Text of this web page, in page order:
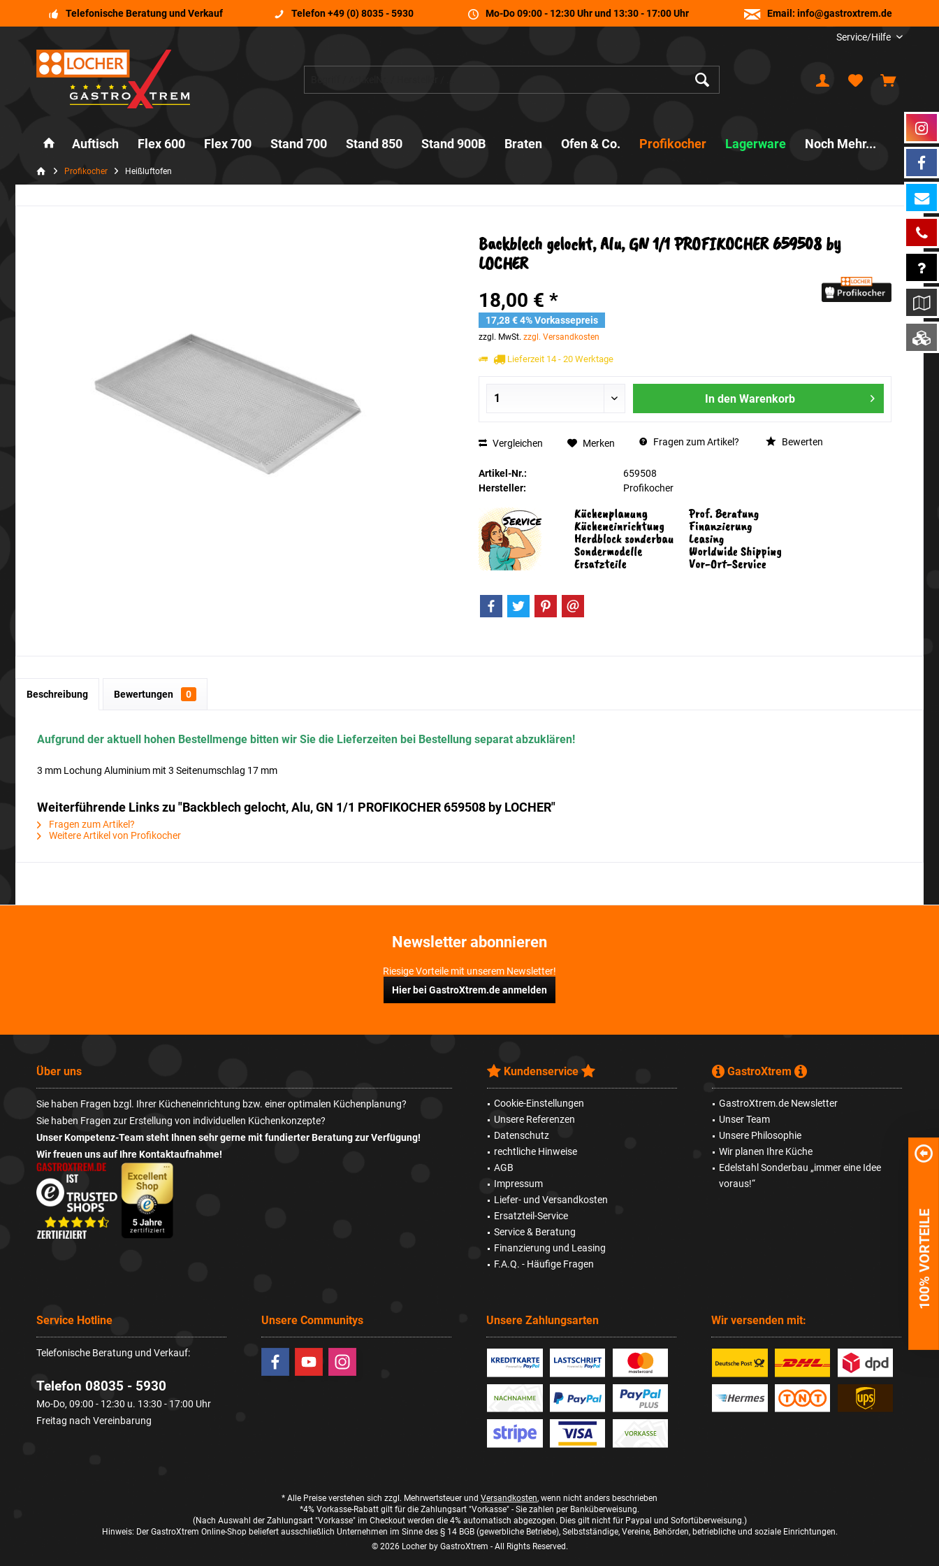
Telefonische Beratung und Verkauf Telefon+49 (0) 8035 - 5930 Mo-Do 09:00 - 12:30 Uhr und 13:30 - 17:00 Uhr Email: info@gastroxtrem.de
Service/Hilfe
Auftisch Flex 600 Flex 700 Stand 700 Stand 850 Stand 900B Braten Ofen & Co. Profikocher Lagerware Noch Mehr...
Profikocher Heißluftofen
Backblech gelocht, Alu, GN 1/1 PROFIKOCHER 659508 by
LOCHER
18,00 € *
17,28 € 4% Vorkassepreis
zzgl. MwSt. zzgl. Versandkosten
Lieferzeit 14 - 20 Werktage
In den Warenkorb
Vergleichen Merken Fragen zum Artikel? Bewerten
Artikel-Nr.:
659508
Hersteller:
Profikocher
Beschreibung Bewertungen 0
Aufgrund der aktuell hohen Bestellmenge bitten wir Sie die Lieferzeiten bei Bestellung separat abzuklären!
3 mm Lochung Aluminium mit 3 Seitenumschlag 17 mm
Weiterführende Links zu "Backblech gelocht, Alu, GN 1/1 PROFIKOCHER 659508 by LOCHER"
Fragen zum Artikel?
Weitere Artikel von Profikocher
Newsletter abonnieren
Riesige Vorteile mit unserem Newsletter!
Hier bei GastroXtrem.de anmelden
Über uns
Sie haben Fragen bzgl. Ihrer Kücheneinrichtung bzw. einer optimalen Küchenplanung?
Sie haben Fragen zur Erstellung von individuellen Küchenkonzepte?
Unser Kompetenz-Team steht Ihnen sehr gerne mit fundierter Beratung zur Verfügung!
Wir freuen uns auf Ihre Kontaktaufnahme!
Kundenservice
Cookie-Einstellungen
Unsere Referenzen
Datenschutz
rechtliche Hinweise
AGB
Impressum
Liefer- und Versandkosten
Ersatzteil-Service
Service & Beratung
Finanzierung und Leasing
F.A.Q. - Häufige Fragen
GastroXtrem
GastroXtrem.de Newsletter
Unser Team
Unsere Philosophie
Wir planen Ihre Küche
Edelstahl Sonderbau „immer eine Idee
voraus!“
Service Hotline
Telefonische Beratung und Verkauf:
Telefon 08035 - 5930
Mo-Do, 09:00 - 12:30 u. 13:30 - 17:00 Uhr
Freitag nach Vereinbarung
Unsere Communitys Unsere Zahlungsarten Wir versenden mit:
* Alle Preise verstehen sich zzgl. Mehrwertsteuer und Versandkosten, wenn nicht anders beschrieben
*4% Vorkasse-Rabatt gilt für die Zahlungsart "Vorkasse" - Sie zahlen per Banküberweisung.
(Nach Auswahl der Zahlungsart "Vorkasse" im Checkout werden die 4% automatisch abgezogen. Dies gilt nicht für Paypal und Sofortüberweisung.)
Hinweis: Der GastroXtrem Online-Shop beliefert ausschließlich Unternehmen im Sinne des § 14 BGB (gewerbliche Betriebe), Selbstständige, Vereine, Behörden, betriebliche und soziale Einrichtungen.
© 2026 Locher by GastroXtrem - All Rights Reserved.
100% VORTEILE